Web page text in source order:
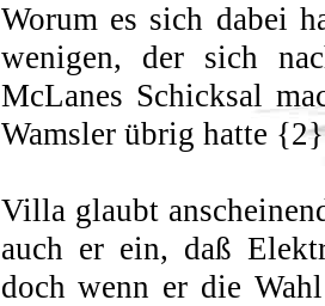
Worum es sich dabei
wenigen, der sich
McLanes Schicksal
Wamsler übrig hatte
Villa glaubt
auch er ein, daß
doch wenn er die